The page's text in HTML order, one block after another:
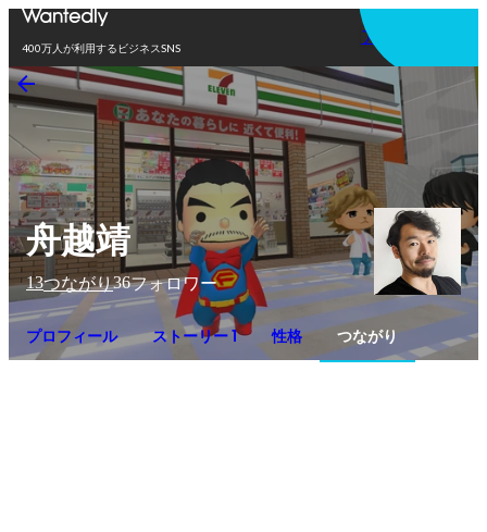
400万人が利用するビジネスSNS
アプリを使う
舟越靖
13つながり36フォロワー
プロフィール ストーリー 1 性格 つながり